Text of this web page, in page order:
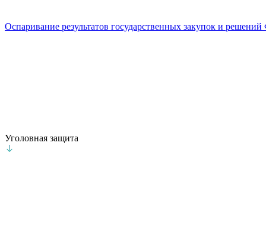
Оспаривание результатов государственных закупок и
Уголовная защита